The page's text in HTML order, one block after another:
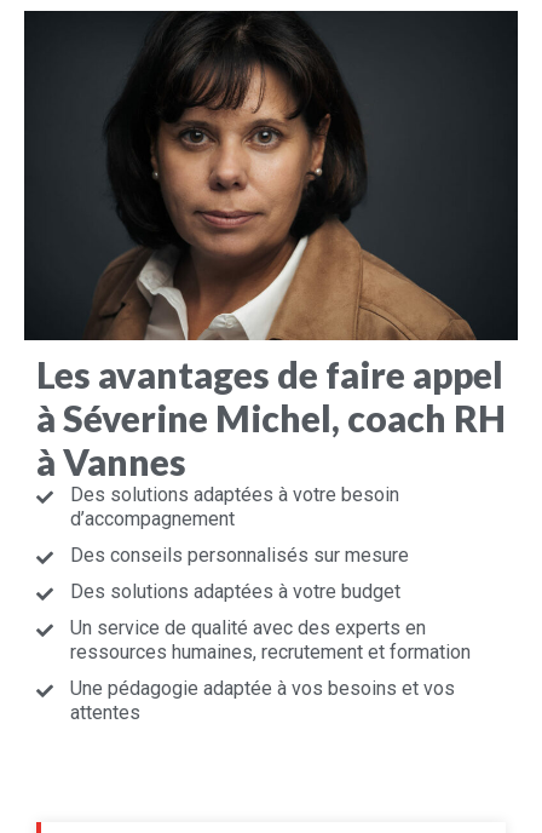
Les avantages de faire appel
à Séverine Michel, coach RH
à Vannes
Des solutions adaptées à votre besoin
d’accompagnement
Des conseils personnalisés sur mesure
Des solutions adaptées à votre budget
Un service de qualité avec des experts en
ressources humaines, recrutement et formation
Une pédagogie adaptée à vos besoins et vos
attentes